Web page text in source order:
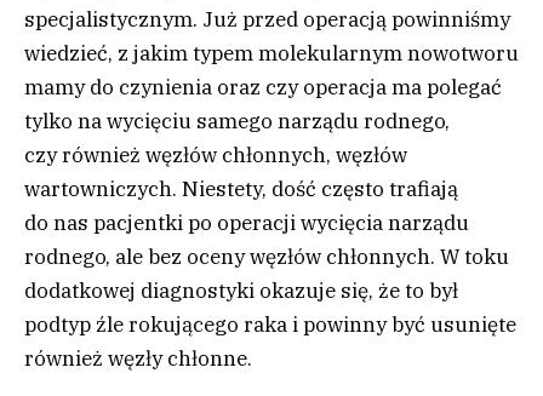
specjalistycznym. Już przed operacją powinniśmy
wiedzieć, z jakim typem molekularnym nowotworu
mamy do czynienia oraz czy operacja ma polegać
tylko na wycięciu samego narządu rodnego,
czy również węzłów chłonnych, węzłów
wartowniczych. Niestety, dość często trafiają
do nas pacjentki po operacji wycięcia narządu
rodnego, ale bez oceny węzłów chłonnych. W toku
dodatkowej diagnostyki okazuje się, że to był
podtyp źle rokującego raka i powinny być usunięte
również węzły chłonne.